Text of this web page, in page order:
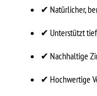
✔ Natürlicher,
✔ Unterstützt
✔ Nachhaltige
✔ Hochwertige